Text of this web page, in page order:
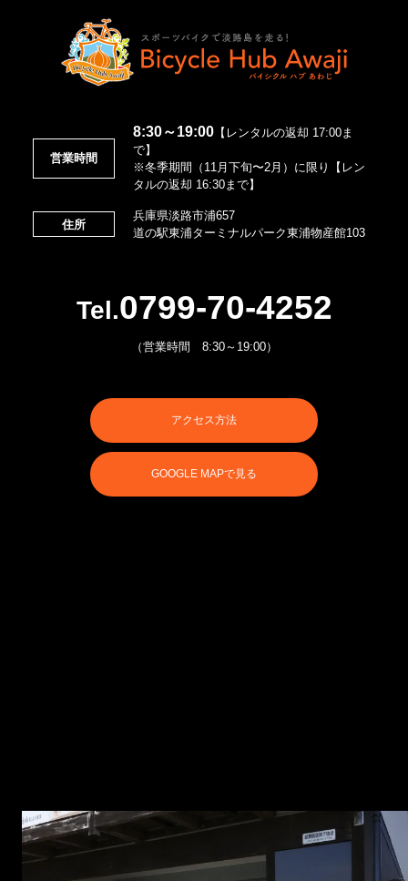
営業時間
8:30～19:00【レンタルの返却 17:00ま
で】
※冬季期間（11月下旬〜2月）に限り【レン
タルの返却 16:30まで】
住所
兵庫県淡路市浦657
道の駅東浦ターミナルパーク東浦物産館103
Tel.0799-70-4252
（営業時間 8:30～19:00）
アクセス方法
GOOGLE MAPで見る